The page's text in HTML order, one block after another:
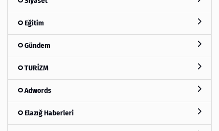
Eğitim
Gündem
TURİZM
Adwords
Elazığ Haberleri